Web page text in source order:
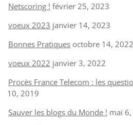
Netscoring ! février 25, 2023
voeux 2023 janvier 14, 2023
Bonnes Pratiques octobre 14, 2022
voeux 2022 janvier 3, 2022
Procès France Telecom : les
10, 2019
Sauver les blogs du Monde ! mai